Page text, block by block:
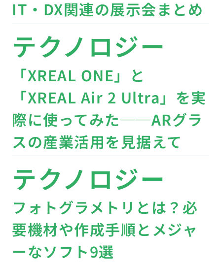
IT・DX関連の展示会まとめ
テクノロジー
「XREAL ONE」と
「XREAL Air 2 Ultra」を実
際に使ってみた──ARグラ
スの産業活用を見据えて
テクノロジー
フォトグラメトリとは？必
要機材や作成手順とメジャ
ーなソフト9選